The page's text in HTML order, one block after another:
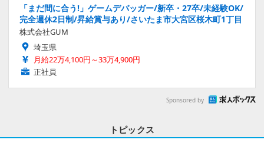
「まだ間に合う!」ゲームデバッガー/新卒・27卒/未経験OK/
完全週休2日制/昇給賞与あり/さいたま市大宮区桜木町1丁目
株式会社GUM
埼玉県
月給22万4,100円～33万4,900円
正社員
Sponsored by
トピックス